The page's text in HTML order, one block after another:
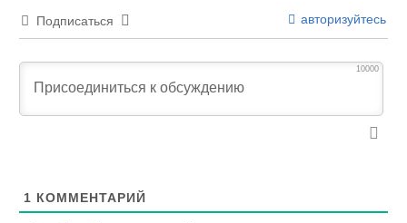
Подписаться авторизуйтесь
10000
1 КОММЕНТАРИЙ